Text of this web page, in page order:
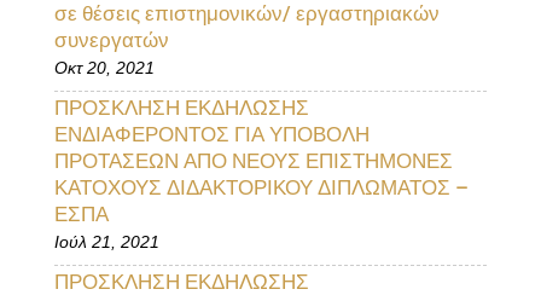
σε θέσεις επιστημονικών/ εργαστηριακών
συνεργατών
Οκτ 20, 2021
ΠΡΟΣΚΛΗΣΗ ΕΚΔΗΛΩΣΗΣ
ΕΝΔΙΑΦΕΡΟΝΤΟΣ ΓΙΑ ΥΠΟΒΟΛΗ
ΠΡΟΤΑΣΕΩΝ ΑΠΟ ΝΕΟΥΣ ΕΠΙΣΤΗΜΟΝΕΣ
ΚΑΤΟΧΟΥΣ ΔΙΔΑΚΤΟΡΙΚΟΥ ΔΙΠΛΩΜΑΤΟΣ –
ΕΣΠΑ
Ιούλ 21, 2021
ΠΡΟΣΚΛΗΣΗ ΕΚΔΗΛΩΣΗΣ